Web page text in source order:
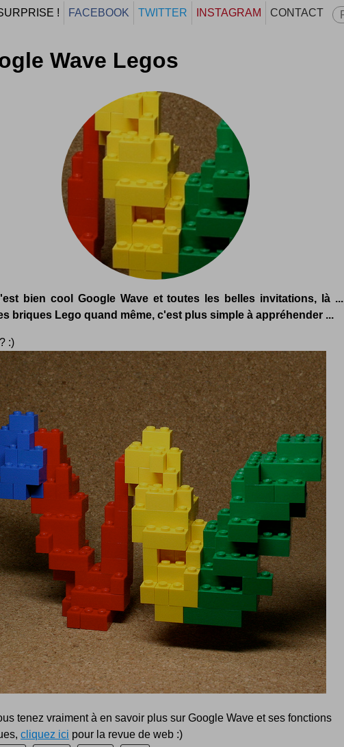
! FACEBOOK TWITTER INSTAGRAM CONTACT
Wave Legos
bien cool Google Wave et toutes les belles invitations, là ...
briques Lego quand même, c'est plus simple à appréhender ...
:)
tenez vraiment à en savoir plus sur Google Wave et ses fonctions
cliquez ici pour la revue de web :)